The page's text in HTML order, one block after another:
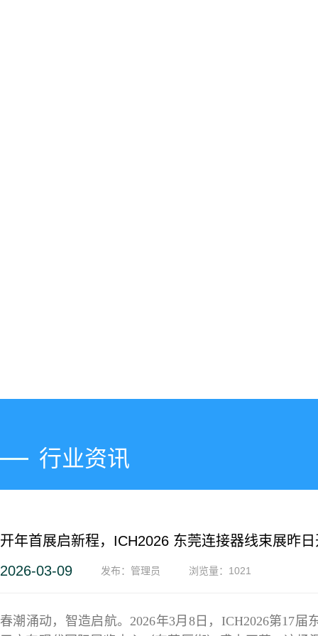
行业资讯
走进GDE
开年首展启新程，ICH2026 东莞连接器线束展昨
2026-03-09
发布：管理员 浏览量： 1021
春潮涌动，智造启航。2026年3月8日，ICH2026第17